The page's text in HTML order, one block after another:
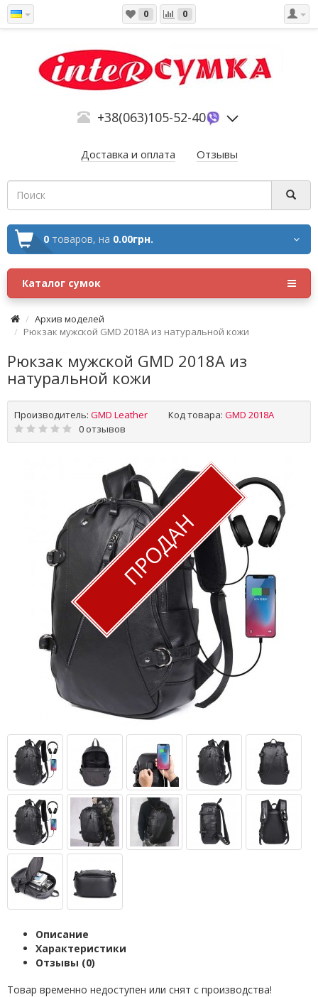
0 0
+38(063)105-52-40
Доставка и оплата Отзывы
0 товаров, на 0.00грн.
Каталог сумок
Архив моделей
Рюкзак мужской GMD 2018A из натуральной кожи
Рюкзак мужской GMD 2018A из
натуральной кожи
Производитель: GMD Leather Код товара: GMD 2018A
0 отзывов
ПРОДАН
Описание
Характеристики
Отзывы (0)
Товар временно недоступен или снят с производства!